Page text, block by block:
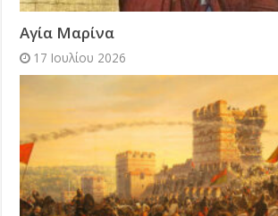
Αγία Μαρίνα
17 Ιουλίου 2026